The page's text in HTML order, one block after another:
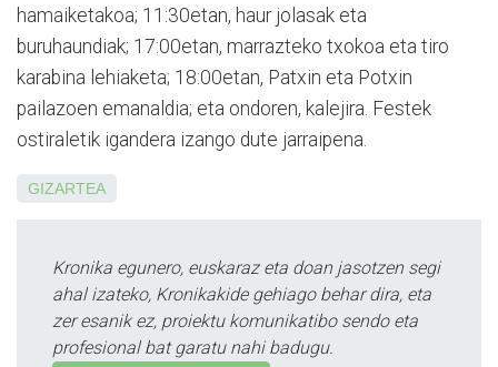
hamaiketakoa; 11:30etan, haur jolasak eta
buruhaundiak; 17:00etan, marrazteko txokoa eta tiro
karabina lehiaketa; 18:00etan, Patxin eta Potxin
pailazoen emanaldia; eta ondoren, kalejira. Festek
ostiraletik igandera izango dute jarraipena.
GIZARTEA
Kronika egunero, euskaraz eta doan jasotzen segi
ahal izateko, Kronikakide gehiago behar dira, eta
zer esanik ez, proiektu komunikatibo sendo eta
profesional bat garatu nahi badugu.